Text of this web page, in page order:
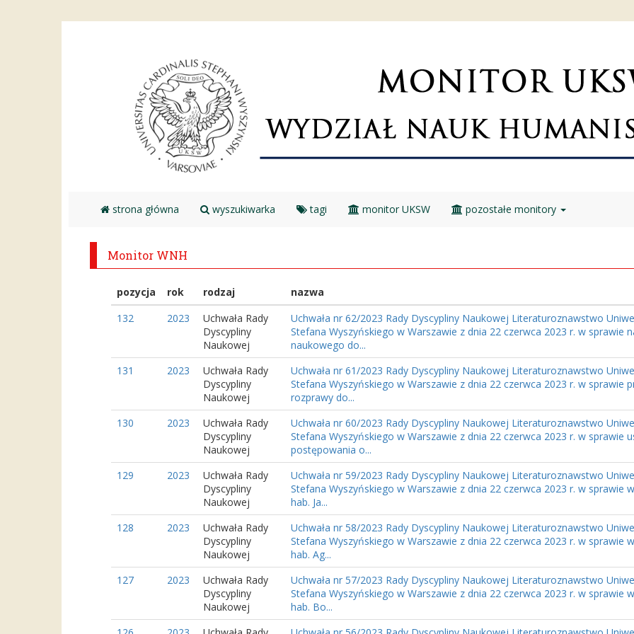
strona główna wyszukiwarka tagi monitor UKSW pozostałe monitory
Monitor WNH
pozycja rok rodzaj
nazwa
132
2023
Uchwała Rady
Dyscypliny
Naukowej
Uchwała nr 62/2023 Rady Dyscypliny Naukowej Literaturoznawstwo
Stefana Wyszyńskiego w Warszawie z dnia 22 czerwca 2023 r. w sprawie
naukowego do...
131
2023
Uchwała Rady
Dyscypliny
Naukowej
Uchwała nr 61/2023 Rady Dyscypliny Naukowej Literaturoznawstwo
Stefana Wyszyńskiego w Warszawie z dnia 22 czerwca 2023 r. w sprawie
rozprawy do...
130
2023
Uchwała Rady
Dyscypliny
Naukowej
Uchwała nr 60/2023 Rady Dyscypliny Naukowej Literaturoznawstwo
Stefana Wyszyńskiego w Warszawie z dnia 22 czerwca 2023 r. w sprawie
postępowania o...
129
2023
Uchwała Rady
Dyscypliny
Naukowej
Uchwała nr 59/2023 Rady Dyscypliny Naukowej Literaturoznawstwo
Stefana Wyszyńskiego w Warszawie z dnia 22 czerwca 2023 r. w sprawie
hab. Ja...
128
2023
Uchwała Rady
Dyscypliny
Naukowej
Uchwała nr 58/2023 Rady Dyscypliny Naukowej Literaturoznawstwo
Stefana Wyszyńskiego w Warszawie z dnia 22 czerwca 2023 r. w sprawie
hab. Ag...
127
2023
Uchwała Rady
Dyscypliny
Naukowej
Uchwała nr 57/2023 Rady Dyscypliny Naukowej Literaturoznawstwo
Stefana Wyszyńskiego w Warszawie z dnia 22 czerwca 2023 r. w sprawie
hab. Bo...